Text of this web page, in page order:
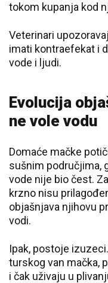
tokom kupanja kod
Veterinari
imati kontraefekat i
vode i ljudi.
Evolucija
ne vole vodu
Domaće mačke
sušnim područjima,
vode nije bio čest.
krzno nisu
objašnjava njihovu
vodi.
Ipak, postoje
turskog van mačka,
i čak uživaju u